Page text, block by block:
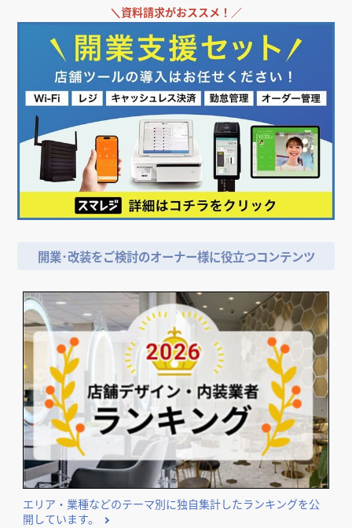
＼資料請求がおススメ！／
開業･改装をご検討のオーナー様に役立つコンテンツ
エリア・業種などのテーマ別に独自集計したランキングを公
開しています。